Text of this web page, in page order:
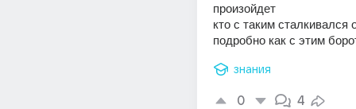
произойдет
кто с таким сталкивался
подробно как с этим
знания
0 4